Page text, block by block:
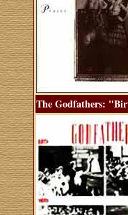
The Godfathers: